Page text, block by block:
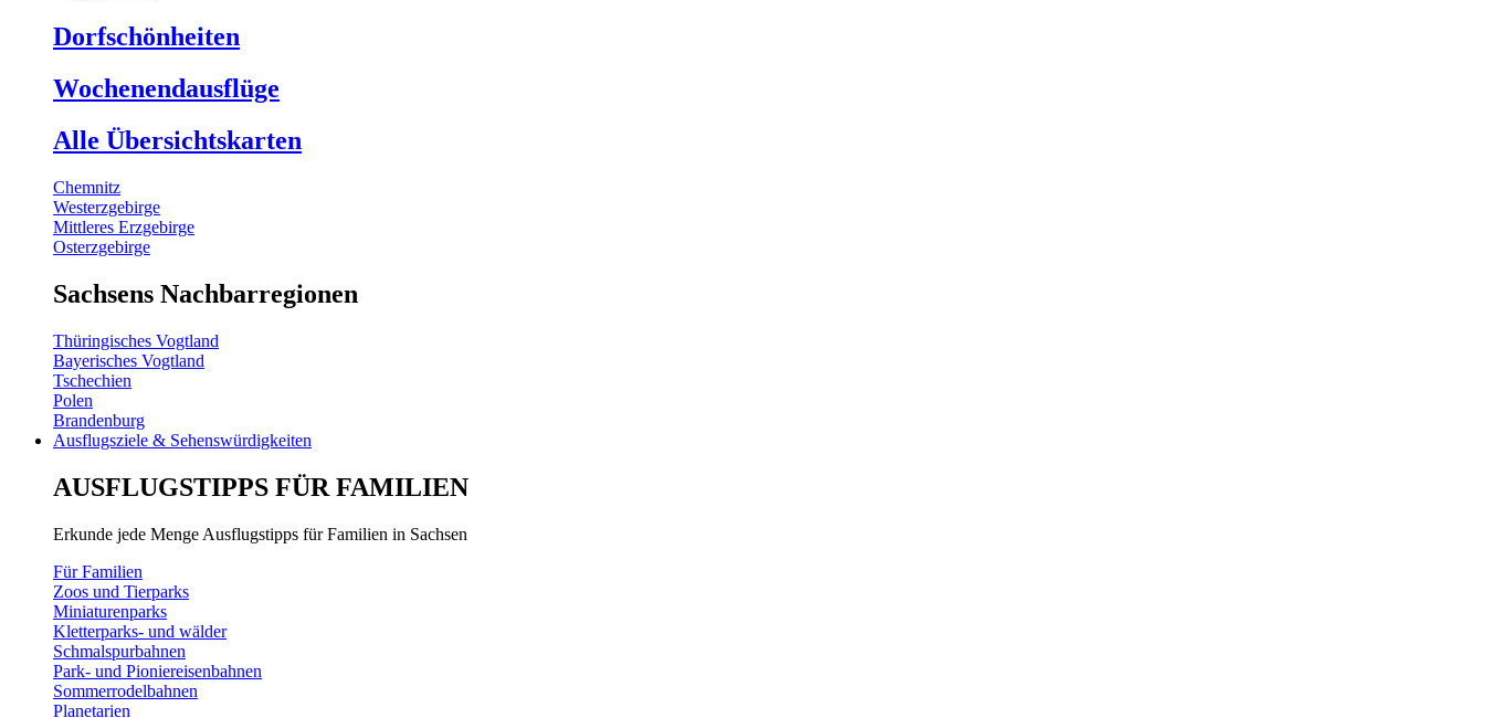
Dorfschönheiten
Wochenendausflüge
Alle Übersichtskarten
Chemnitz
Westerzgebirge
Mittleres Erzgebirge
Osterzgebirge
Sachsens Nachbarregionen
Thüringisches Vogtland
Bayerisches Vogtland
Tschechien
Polen
Brandenburg
Ausflugsziele & Sehenswürdigkeiten
AUSFLUGSTIPPS FÜR FAMILIEN
Erkunde jede Menge Ausflugstipps für Familien in Sachsen
Für Familien
Zoos und Tierparks
Miniaturenparks
Kletterparks- und wälder
Schmalspurbahnen
Park- und Pioniereisenbahnen
Sommerrodelbahnen
Planetarien